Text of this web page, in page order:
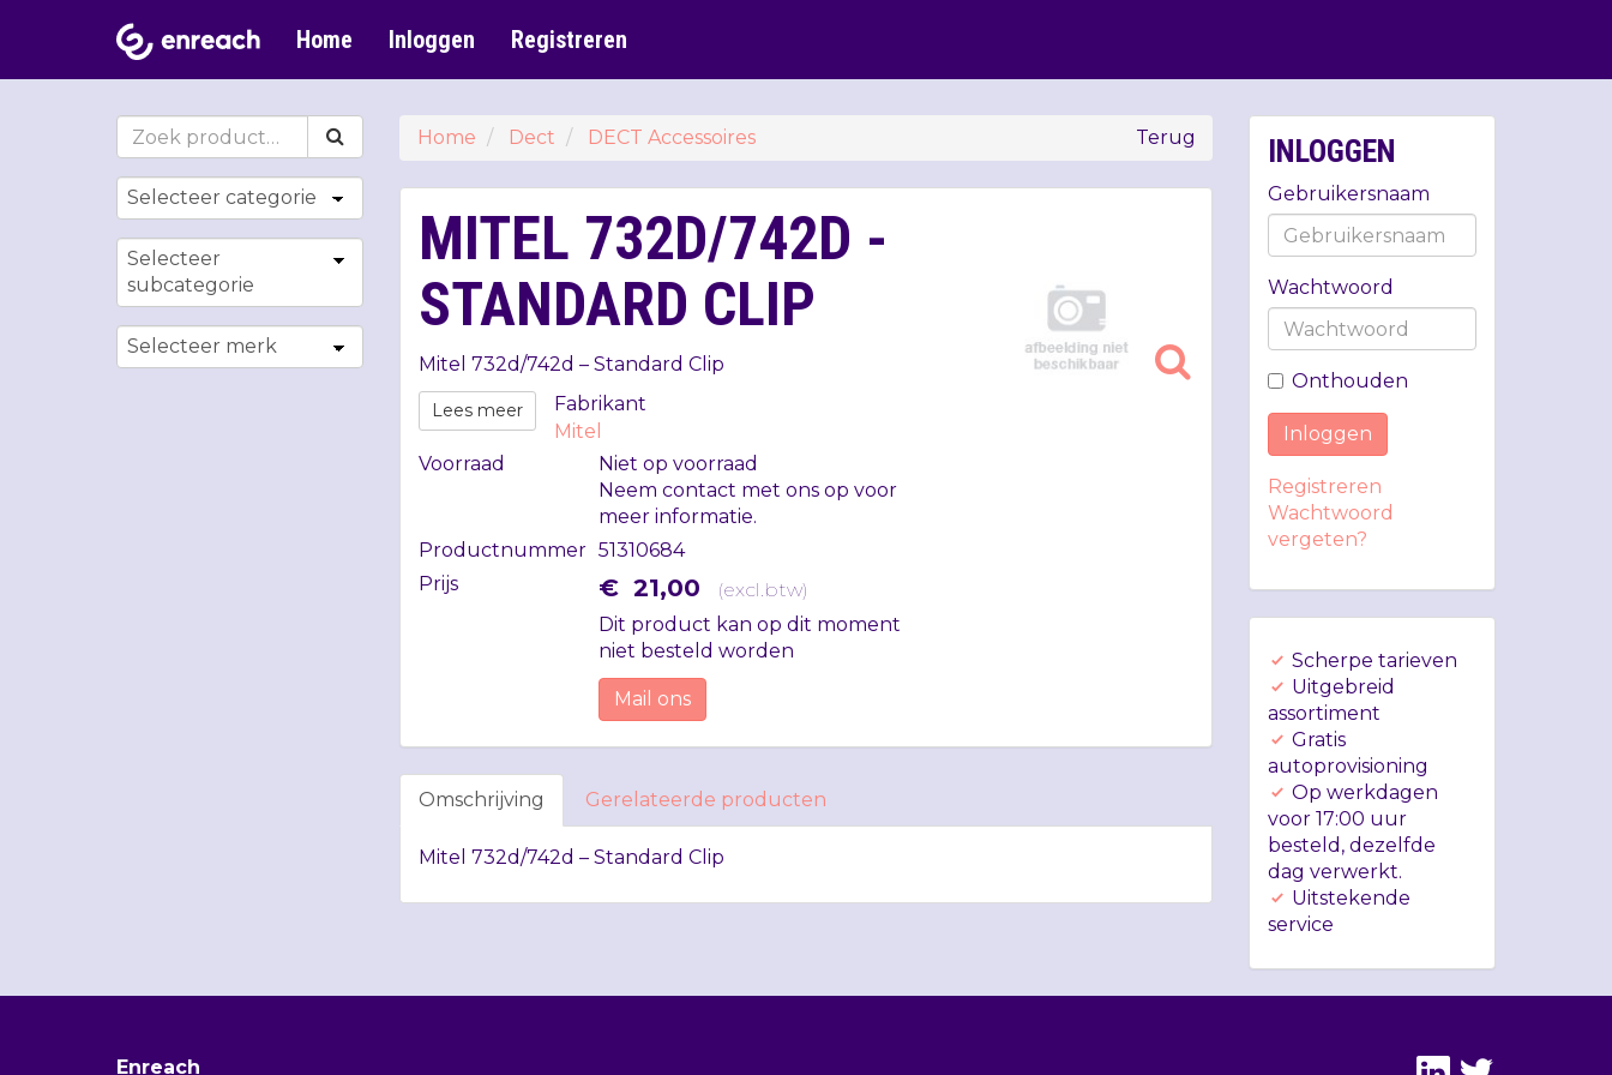
Home Inloggen Registreren
Terug
Home Dect DECT Accessoires
MITEL 732D/742D -
STANDARD CLIP
Mitel 732d/742d – Standard Clip
Lees meer
Fabrikant
Mitel
Voorraad
Niet op voorraad
Neem contact met ons op voor
meer informatie.
Productnummer 51310684
Prijs
€ 21,00 (excl.btw)
Dit product kan op dit moment
niet besteld worden
Mail ons
Omschrijving Gerelateerde producten
Mitel 732d/742d – Standard Clip
INLOGGEN
Gebruikersnaam
Wachtwoord
Onthouden
Inloggen
Registreren
Wachtwoord
vergeten?
Scherpe tarieven
Uitgebreid
assortiment
Gratis
autoprovisioning
Op werkdagen
voor 17:00 uur
besteld, dezelfde
dag verwerkt.
Uitstekende
service
Enreach